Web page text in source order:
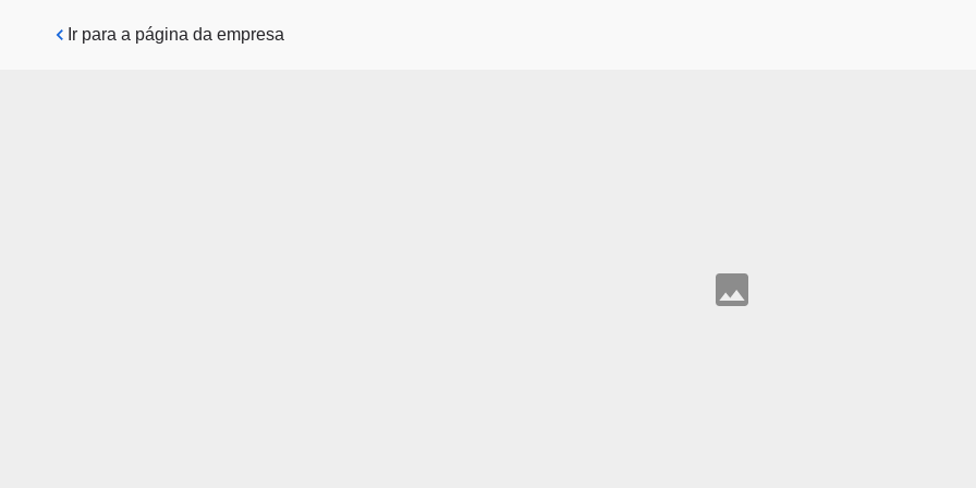
Pular para o conteúdo principal
Ir para a página da empresa